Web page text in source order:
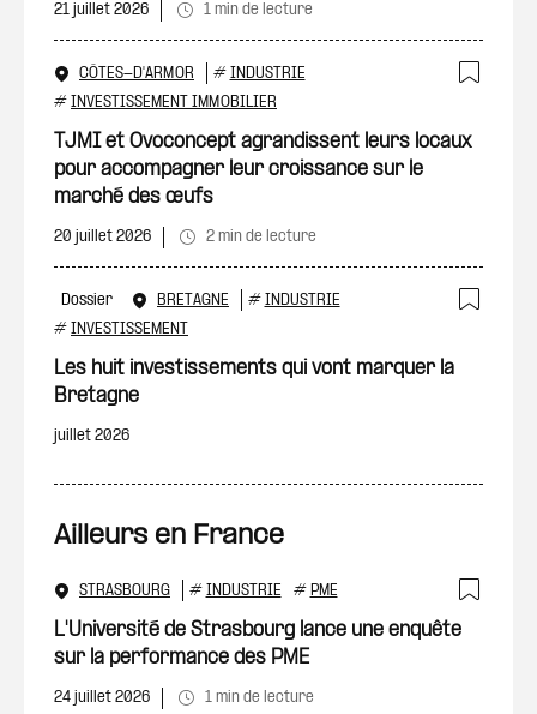
21 juillet 2026 1 min de lecture
CÔTES-D'ARMOR # INDUSTRIE
# INVESTISSEMENT IMMOBILIER
TJMI et Ovoconcept agrandissent leurs locaux
pour accompagner leur croissance sur le
marché des œufs
20 juillet 2026 2 min de lecture
Dossier BRETAGNE # INDUSTRIE
# INVESTISSEMENT
Les huit investissements qui vont marquer la
Bretagne
juillet 2026
Ailleurs en France
STRASBOURG # INDUSTRIE # PME
L'Université de Strasbourg lance une enquête
sur la performance des PME
24 juillet 2026 1 min de lecture